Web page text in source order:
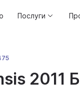
Послуги
2011